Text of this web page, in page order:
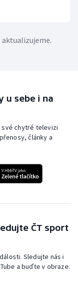
aktualizujeme.
u sebe i na
své chytré televizi
články a
ČT sport
Sledujte nás i
a buďte v obraze.